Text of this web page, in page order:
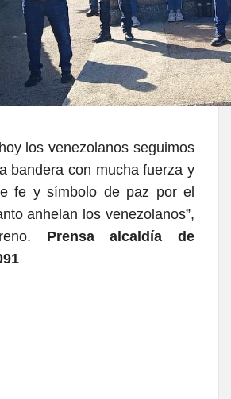
los venezolanos seguimos
bandera con mucha fuerza y
fe y símbolo de paz por el
anhelan los venezolanos”,
Prensa alcaldía de